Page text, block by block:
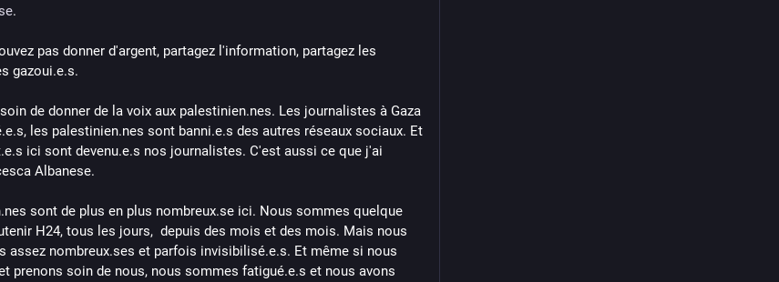
.
pas donner d'argent, partagez l'information, partagez les
gazoui.e.s.
de donner de la voix aux palestinien.nes. Les journalistes à Gaza
les palestinien.nes sont banni.e.s des autres réseaux sociaux. Et
ici sont devenu.e.s nos journalistes. C'est aussi ce que j'ai
Albanese.
sont de plus en plus nombreux.se ici. Nous sommes quelque
H24, tous les jours,  depuis des mois et des mois. Mais nous
assez nombreux.ses et parfois invisibilisé.e.s. Et même si nous
prenons soin de nous, nous sommes fatigué.e.s et nous avons